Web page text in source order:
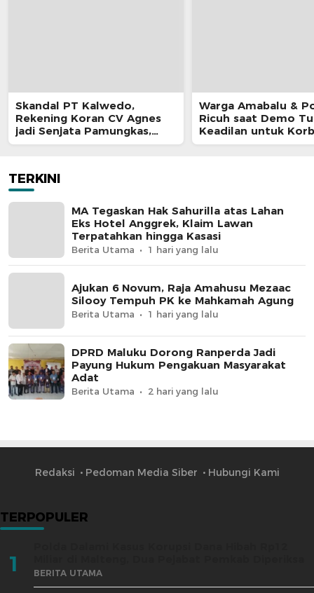
Skandal PT Kalwedo,
Rekening Koran CV Agnes
jadi Senjata Pamungkas,
Kejati Maluku Diduga “Masuk
Warga Amabalu &
Ricuh saat Demo
Keadilan untuk
Penganiayaan
TERKINI
MA Tegaskan Hak Sahurilla atas Lahan
Eks Hotel Anggrek, Klaim Lawan
Terpatahkan hingga Kasasi
Berita Utama 1 hari yang lalu
Ajukan 6 Novum, Raja Amahusu Mezaac
Silooy Tempuh PK ke Mahkamah Agung
Berita Utama 1 hari yang lalu
DPRD Maluku Dorong Ranperda Jadi
Payung Hukum Pengakuan Masyarakat
Adat
Berita Utama 2 hari yang lalu
Redaksi Pedoman Media Siber Hubungi Kami
TERPOPULER
1 BERITA UTAMA